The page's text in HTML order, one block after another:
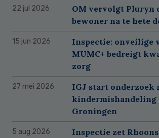
22 jul 2026
OM vervolgt Pluryn
bewoner na te hete
15 jun 2026
Inspectie: onveilige
MUMC+ bedreigt
zorg
27 mei 2026
IGJ start onderzoek
Groningen
5 aug 2026
Inspectie zet